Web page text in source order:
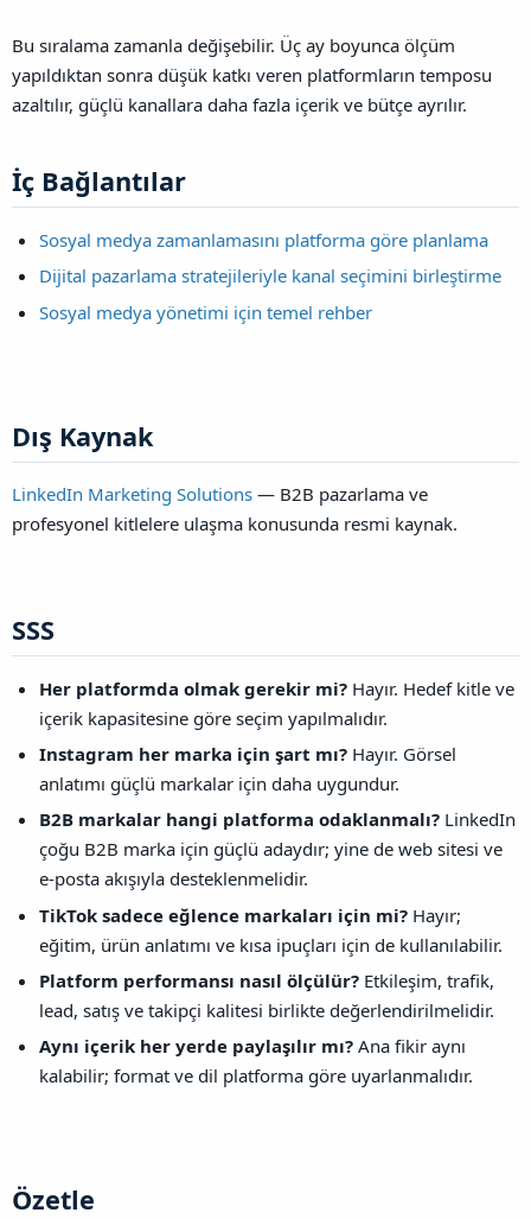
Bu sıralama zamanla değişebilir. Üç ay boyunca ölçüm
yapıldıktan sonra düşük katkı veren platformların temposu
azaltılır, güçlü kanallara daha fazla içerik ve bütçe ayrılır.
İç Bağlantılar​
Sosyal medya zamanlamasını platforma göre planlama
Dijital pazarlama stratejileriyle kanal seçimini birleştirme
Sosyal medya yönetimi için temel rehber
Dış Kaynak​
LinkedIn Marketing Solutions — B2B pazarlama ve
profesyonel kitlelere ulaşma konusunda resmi kaynak.
SSS​
Her platformda olmak gerekir mi? Hayır. Hedef kitle ve
içerik kapasitesine göre seçim yapılmalıdır.
Instagram her marka için şart mı? Hayır. Görsel
anlatımı güçlü markalar için daha uygundur.
B2B markalar hangi platforma odaklanmalı? LinkedIn
çoğu B2B marka için güçlü adaydır; yine de web sitesi ve
e-posta akışıyla desteklenmelidir.
TikTok sadece eğlence markaları için mi? Hayır;
eğitim, ürün anlatımı ve kısa ipuçları için de kullanılabilir.
Platform performansı nasıl ölçülür? Etkileşim, trafik,
lead, satış ve takipçi kalitesi birlikte değerlendirilmelidir.
Aynı içerik her yerde paylaşılır mı? Ana fikir aynı
kalabilir; format ve dil platforma göre uyarlanmalıdır.
Özetle​